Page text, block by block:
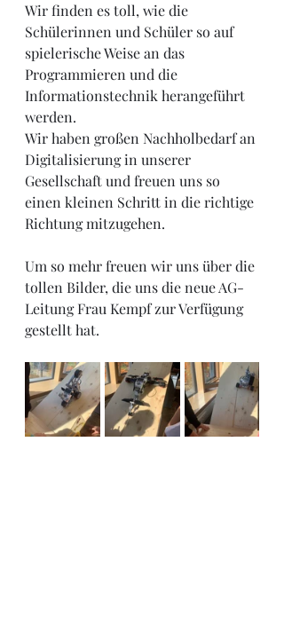
Wir finden es toll, wie die
Schülerinnen und Schüler so auf
spielerische Weise an das
Programmieren und die
Informationstechnik herangeführt
werden.
Wir haben großen Nachholbedarf an
Digitalisierung in unserer
Gesellschaft und freuen uns so
einen kleinen Schritt in die richtige
Richtung mitzugehen.
Um so mehr freuen wir uns über die
tollen Bilder, die uns die neue AG-
Leitung Frau Kempf zur Verfügung
gestellt hat.